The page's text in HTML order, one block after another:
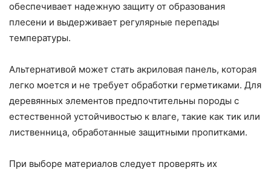
обеспечивает надежную защиту от образования
плесени и выдерживает регулярные перепады
температуры.
Альтернативой может стать акриловая панель, которая
легко моется и не требует обработки герметиками. Для
деревянных элементов предпочтительны породы с
естественной устойчивостью к влаге, такие как тик или
лиственница, обработанные защитными пропитками.
При выборе материалов следует проверять их